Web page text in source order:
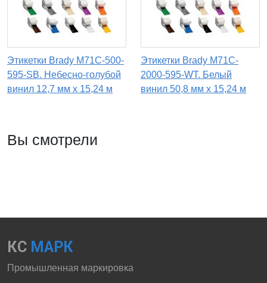
Этикетки Brady M71C-500-
595-SB. Небесно-голубой
винил 12,7 мм x 15,24 м
Этикетки Brady M71C-
2000-595-WT. Белый
винил 50,8 мм x 15,24 м
Вы смотрели
КС МАРК
Промышленная маркировка